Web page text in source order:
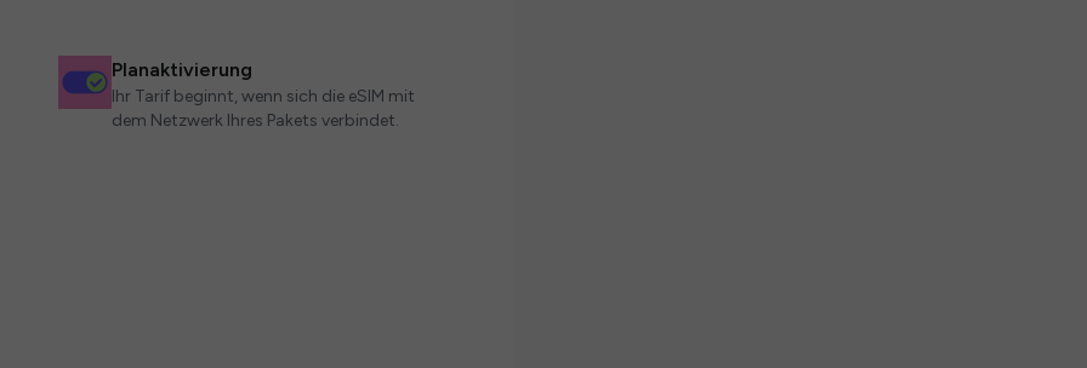
Planaktivierung
Ihr Tarif beginnt, wenn sich die eSIM mit
dem Netzwerk Ihres Pakets verbindet.